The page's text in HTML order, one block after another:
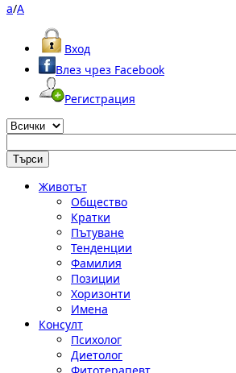
a/A
Вход
Влез чрез Facebook
Регистрация
Животът
Общество
Кратки
Пътуване
Тенденции
Фамилия
Позиции
Хоризонти
Имена
Консулт
Психолог
Диетолог